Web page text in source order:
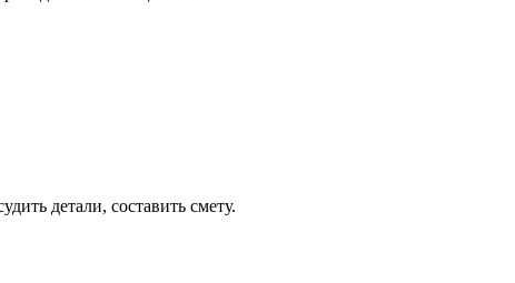
детали, составить смету.